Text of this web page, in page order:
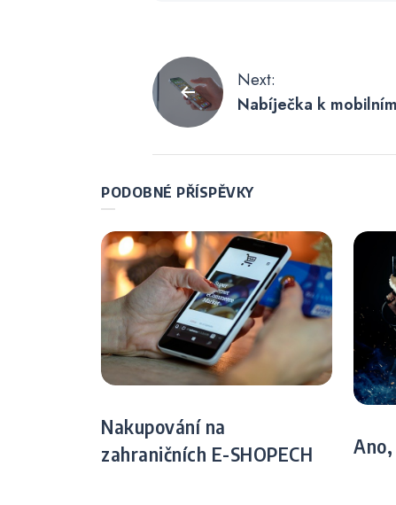
Navigace
pro
příspěvek
Next:
Nabíječka k
PODOBNÉ PŘÍSPĚVKY
Nakupování na
zahraničních E-SHOPECH